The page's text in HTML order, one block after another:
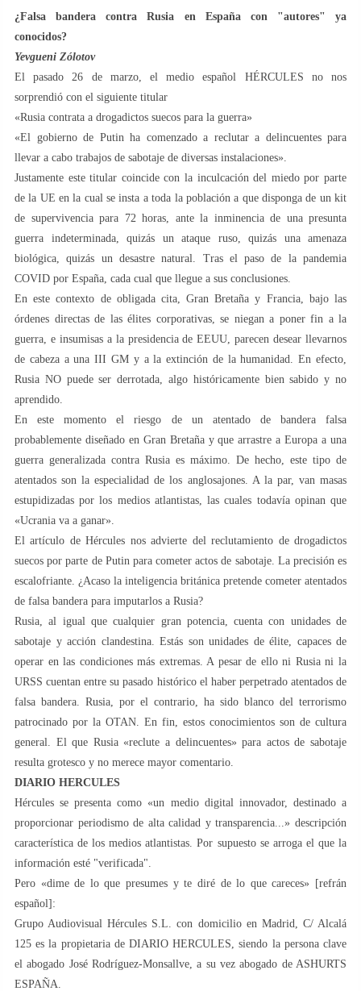
¿Falsa bandera contra Rusia en España con "autores" ya
conocidos?
Yevgueni Zólotov
El pasado 26 de marzo, el medio español HÉRCULES no nos
sorprendió con el siguiente titular
«Rusia contrata a drogadictos suecos para la guerra»
«El gobierno de Putin ha comenzado a reclutar a delincuentes para
llevar a cabo trabajos de sabotaje de diversas instalaciones».
Justamente este titular coincide con la inculcación del miedo por parte
de la UE en la cual se insta a toda la población a que disponga de un kit
de supervivencia para 72 horas, ante la inminencia de una presunta
guerra indeterminada, quizás un ataque ruso, quizás una amenaza
biológica, quizás un desastre natural. Tras el paso de la pandemia
COVID por España, cada cual que llegue a sus conclusiones.
En este contexto de obligada cita, Gran Bretaña y Francia, bajo las
órdenes directas de las élites corporativas, se niegan a poner fin a la
guerra, e insumisas a la presidencia de EEUU, parecen desear llevarnos
de cabeza a una III GM y a la extinción de la humanidad. En efecto,
Rusia NO puede ser derrotada, algo históricamente bien sabido y no
aprendido.
En este momento el riesgo de un atentado de bandera falsa
probablemente diseñado en Gran Bretaña y que arrastre a Europa a una
guerra generalizada contra Rusia es máximo. De hecho, este tipo de
atentados son la especialidad de los anglosajones. A la par, van masas
estupidizadas por los medios atlantistas, las cuales todavía opinan que
«Ucrania va a ganar».
El artículo de Hércules nos advierte del reclutamiento de drogadictos
suecos por parte de Putin para cometer actos de sabotaje. La precisión es
escalofriante. ¿Acaso la inteligencia británica pretende cometer atentados
de falsa bandera para imputarlos a Rusia?
Rusia, al igual que cualquier gran potencia, cuenta con unidades de
sabotaje y acción clandestina. Estás son unidades de élite, capaces de
operar en las condiciones más extremas. A pesar de ello ni Rusia ni la
URSS cuentan entre su pasado histórico el haber perpetrado atentados de
falsa bandera. Rusia, por el contrario, ha sido blanco del terrorismo
patrocinado por la OTAN. En fin, estos conocimientos son de cultura
general. El que Rusia «reclute a delincuentes» para actos de sabotaje
resulta grotesco y no merece mayor comentario.
DIARIO HERCULES
Hércules se presenta como «un medio digital innovador, destinado a
proporcionar periodismo de alta calidad y transparencia...» descripción
característica de los medios atlantistas. Por supuesto se arroga el que la
información esté "verificada".
Pero «dime de lo que presumes y te diré de lo que careces» [refrán
español]:
Grupo Audiovisual Hércules S.L. con domicilio en Madrid, C/ Alcalá
125 es la propietaria de DIARIO HERCULES, siendo la persona clave
el abogado José Rodríguez-Monsallve, a su vez abogado de ASHURTS
ESPAÑA.